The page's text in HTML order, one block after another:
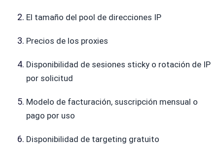
El tamaño del pool de direcciones IP
Precios de los proxies
Disponibilidad de sesiones sticky o rotación de IP
por solicitud
Modelo de facturación, suscripción mensual o
pago por uso
Disponibilidad de targeting gratuito